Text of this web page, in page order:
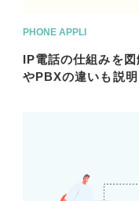
PHONE APPLI
IP電話の仕組みを
やPBXの違いも説明